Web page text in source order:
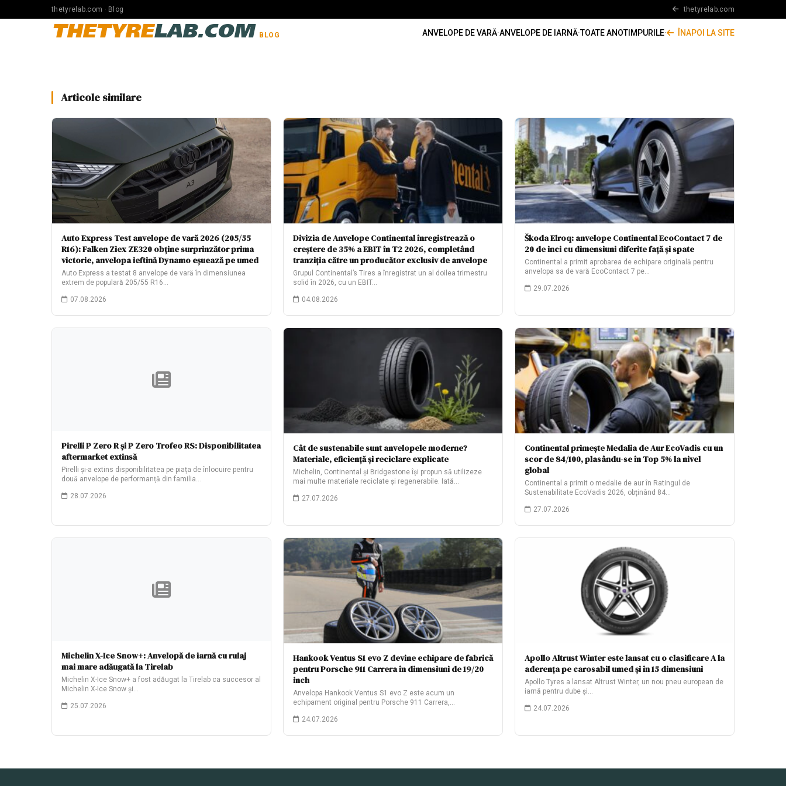
thetyrelab.com · Blog thetyrelab.com
THETYRELAB.COM BLOG ANVELOPE DE VARĂ·ANVELOPE DE IARNĂ·TOATE ANOTIMPURILE· ÎNAPOI LA SITE
Articole similare
Auto Express Test anvelope de vară 2026 (205/55
R16): Falken Ziex ZE320 obține surprinzător prima
victorie, anvelopa ieftină Dynamo eșuează pe umed
Auto Express a testat 8 anvelope de vară în dimensiunea
extrem de populară 205/55 R16…
07.08.2026
Divizia de Anvelope Continental înregistrează o
creștere de 35% a EBIT în T2 2026, completând
tranziția către un producător exclusiv de anvelope
Grupul Continental’s Tires a înregistrat un al doilea trimestru
solid în 2026, cu un EBIT…
04.08.2026
Škoda Elroq: anvelope Continental EcoContact 7 de
20 de inci cu dimensiuni diferite față și spate
Continental a primit aprobarea de echipare originală pentru
anvelopa sa de vară EcoContact 7 pe…
29.07.2026
Pirelli P Zero R și P Zero Trofeo RS: Disponibilitatea
aftermarket extinsă
Pirelli și-a extins disponibilitatea pe piața de înlocuire pentru
două anvelope de performanță din familia…
28.07.2026
Cât de sustenabile sunt anvelopele moderne?
Materiale, eficiență și reciclare explicate
Michelin, Continental și Bridgestone își propun să utilizeze
mai multe materiale reciclate și regenerabile. Iată…
27.07.2026
Continental primește Medalia de Aur EcoVadis cu un
scor de 84/100, plasându-se în Top 5% la nivel
global
Continental a primit o medalie de aur în Ratingul de
Sustenabilitate EcoVadis 2026, obținând 84…
27.07.2026
Michelin X-Ice Snow+: Anvelopă de iarnă cu rulaj
mai mare adăugată la Tirelab
Michelin X-Ice Snow+ a fost adăugat la Tirelab ca succesor al
Michelin X-Ice Snow și…
25.07.2026
Hankook Ventus S1 evo Z devine echipare de fabrică
pentru Porsche 911 Carrera în dimensiuni de 19/20
inch
Anvelopa Hankook Ventus S1 evo Z este acum un
echipament original pentru Porsche 911 Carrera,…
24.07.2026
Apollo Altrust Winter este lansat cu o clasificare A la
aderența pe carosabil umed și în 15 dimensiuni
Apollo Tyres a lansat Altrust Winter, un nou pneu european de
iarnă pentru dube și…
24.07.2026